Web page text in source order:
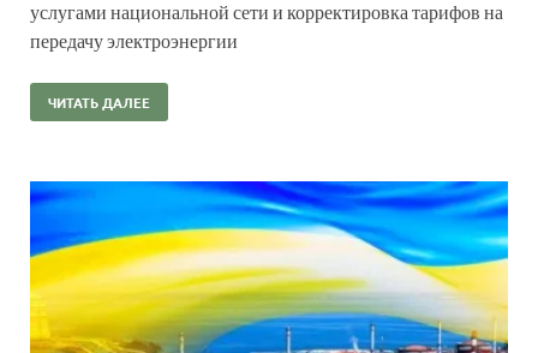
услугами национальной сети и корректировка тарифов на
передачу электроэнергии
ЧИТАТЬ ДАЛЕЕ